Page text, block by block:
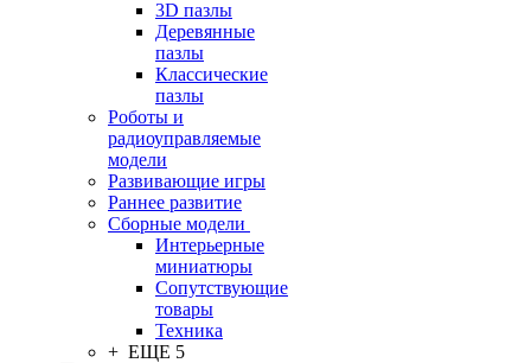
3D пазлы
Деревянные
пазлы
Классические
пазлы
Роботы и
радиоуправляемые
модели
Развивающие игры
Раннее развитие
Сборные модели
Интерьерные
миниатюры
Сопутствующие
товары
Техника
+ ЕЩЕ 5